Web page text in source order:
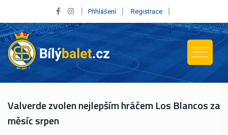
Přihlášení Registrace
Valverde zvolen nejlepším hráčem Los Blancos za
měsíc srpen